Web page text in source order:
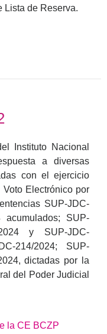
Lista de Reserva.
Instituto Nacional
a diversas
con el ejercicio
Electrónico por
SUP-JDC-
acumulados; SUP-
2024 y SUP-JDC-
214/2024; SUP-
dictadas por la
del Poder Judicial
la CE BCZP